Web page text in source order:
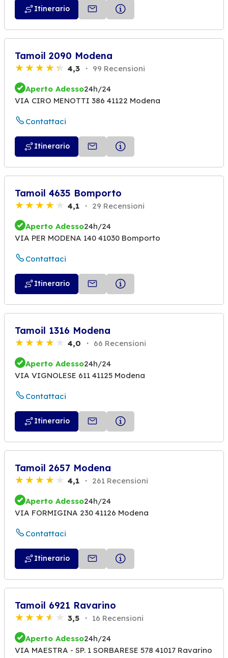
Itinerario
Tamoil 2090 Modena
4,3 99 Recensioni
Aperto Adesso24h/24
VIA CIRO MENOTTI 386 41122 Modena
Contattaci
Itinerario
Tamoil 4635 Bomporto
4,1 29 Recensioni
Aperto Adesso24h/24
VIA PER MODENA 140 41030 Bomporto
Contattaci
Itinerario
Tamoil 1316 Modena
4,0 66 Recensioni
Aperto Adesso24h/24
VIA VIGNOLESE 611 41125 Modena
Contattaci
Itinerario
Tamoil 2657 Modena
4,1 261 Recensioni
Aperto Adesso24h/24
VIA FORMIGINA 230 41126 Modena
Contattaci
Itinerario
Tamoil 6921 Ravarino
3,5 16 Recensioni
Aperto Adesso24h/24
VIA MAESTRA - SP. 1 SORBARESE 578 41017 Ravarino